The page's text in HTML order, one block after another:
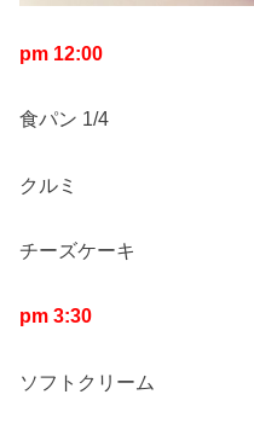
pm 12:00
食パン 1/4
クルミ
チーズケーキ
pm 3:30
ソフトクリーム